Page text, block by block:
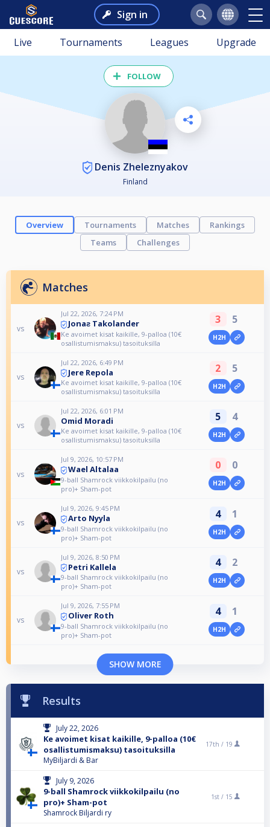
Sign in
Live Tournaments Leagues Upgrade
FOLLOW
Denis Zheleznyakov
Finland
Overview Tournaments Matches
Rankings
Teams
Challenges
Matches
vs
Jul 22, 2026, 7:24 PM
Jonaƨ Takolander
Ke avoimet kisat kaikille, 9-palloa (10€
osallistumismaksu) tasoituksilla
3 5
H2H
vs
Jul 22, 2026, 6:49 PM
Jere Repola
Ke avoimet kisat kaikille, 9-palloa (10€
osallistumismaksu) tasoituksilla
2 5
H2H
vs
Jul 22, 2026, 6:01 PM
Omid Moradi
Ke avoimet kisat kaikille, 9-palloa (10€
osallistumismaksu) tasoituksilla
5 4
H2H
vs
Jul 9, 2026, 10:57 PM
Wael Altalaa
9-ball Shamrock viikkokilpailu (no
pro)+ Sham-pot
0 0
H2H
vs
Jul 9, 2026, 9:45 PM
Arto Nyyla
9-ball Shamrock viikkokilpailu (no
pro)+ Sham-pot
4 1
H2H
vs
Jul 9, 2026, 8:50 PM
Petri Kallela
9-ball Shamrock viikkokilpailu (no
pro)+ Sham-pot
4 2
H2H
vs
Jul 9, 2026, 7:55 PM
Oliver Roth
9-ball Shamrock viikkokilpailu (no
pro)+ Sham-pot
4 1
H2H
SHOW MORE
Results
July 22, 2026
Ke avoimet kisat kaikille, 9-palloa (10€
osallistumismaksu) tasoituksilla
MyBiljardi & Bar
17th / 19
July 9, 2026
9-ball Shamrock viikkokilpailu (no
pro)+ Sham-pot
Shamrock Biljardi ry
1st / 15